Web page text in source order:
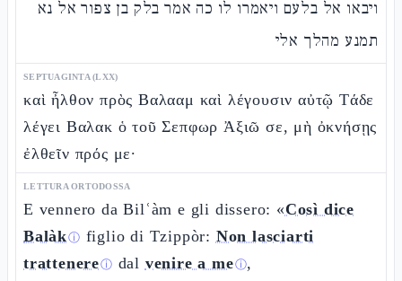
ויבאו אל בלעם ויאמרו לו כה אמר בלק בן צפור אל נא
תמנע מהלך אלי
SEPTUAGINTA (LXX)
καὶ ἦλθον πρὸς Βαλααμ καὶ λέγουσιν αὐτῷ Τάδε
λέγει Βαλακ ὁ τοῦ Σεπφωρ Ἀξιῶ σε, μὴ ὀκνήσῃς
ἐλθεῖν πρός με·
LETTURA ORTODOSSA
E vennero da Bilʿàm e gli dissero: «Così dice
Balàkⓘ figlio di Tzippòr: Non lasciarti
trattenereⓘ dal venire a meⓘ,